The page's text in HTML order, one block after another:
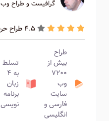
گرافیست و طراح وب
4.5 طراح حرفه ای جوملا و وردپرس
طراح
بیش از
۷۲۰۰
وب
سایت
فارسی و
انگلیسی
تسلط
به ۴
زبان
برنامه
نویسی